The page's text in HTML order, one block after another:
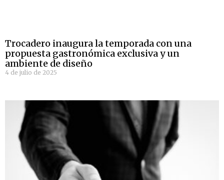
Trocadero inaugura la temporada con una
propuesta gastronómica exclusiva y un
ambiente de diseño
4 de julio de 2025